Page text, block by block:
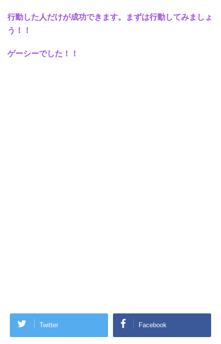
行動した人だけが成功できます。まずは行動してみましょ
う！！
ゲーシーでした！！
Twitter Facebook